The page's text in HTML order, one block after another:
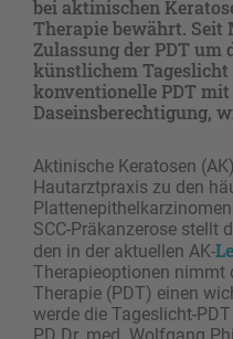
bei aktinischen
Therapie bewährt. Seit
Zulassung der PDT um
künstlichem Tageslicht
konventionelle PDT
Daseinsberechtigung,
Aktinische Keratosen
Hautarztpraxis zu den
SCC-Präkanzerose stellt
den in der aktuellen AK-
Therapieoptionen nimmt
Therapie (PDT) einen
werde die Tageslicht-